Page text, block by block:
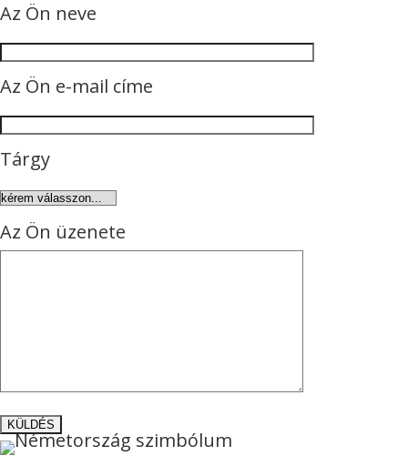
Az Ön neve
Az Ön e-mail címe
Tárgy
Az Ön üzenete